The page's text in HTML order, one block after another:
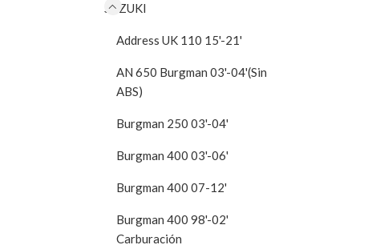
SUZUKI
Address UK 110 15'-21'
AN 650 Burgman 03'-04'(Sin
ABS)
Burgman 250 03'-04'
Burgman 400 03'-06'
Burgman 400 07-12'
Burgman 400 98'-02'
Carburación